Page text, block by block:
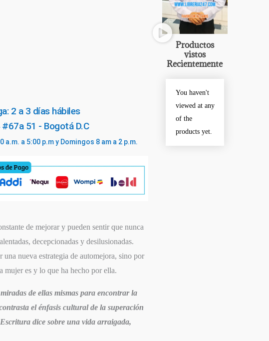
2 a 3 días hábiles
51 - Bogotá D.C
a 5:00 p.m y Domingos 8 am a 2 p.m.
de mejorar y pueden sentir que nunca
decepcionadas y desilusionadas.
nueva estrategia de automejora, sino por
mujer es y lo que ha hecho por ella.
de ellas mismas para encontrar la
el énfasis cultural de la superación
dice sobre una vida arraigada,
Productos
vistos
Recientemente
You haven't
viewed at any
of the
products yet.